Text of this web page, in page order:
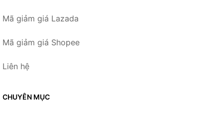
Mã giảm giá Lazada
Mã giảm giá Shopee
Liên hệ
CHUYÊN MỤC